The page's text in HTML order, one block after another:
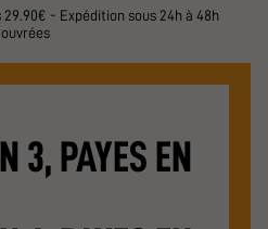
- Expédition sous 24h à 48h
ouvrées
3, PAYES EN